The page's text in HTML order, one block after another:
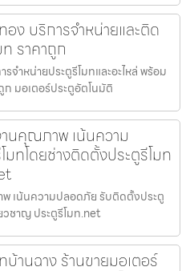
ง บริการจำหน่ายและติด
ราคาถูก
จำหน่ายประตูรีโมทและอะไหล่ พร้อม
มอเตอร์ประตูอัตโนมัติ
นคุณภาพ เน้นความ
ทโดยช่างติดตั้งประตูรีโมท
เน้นความปลอดภัย รับติดตั้งประตู
วชาญ ประตูรีโมท.net
บ้านฉาง ร้านขายมอเตอร์